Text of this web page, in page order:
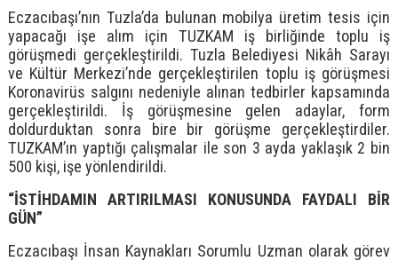
Eczacıbaşı’nın Tuzla’da bulunan mobilya üretim tesis için
yapacağı işe alım için TUZKAM iş birliğinde toplu iş
görüşmedi gerçekleştirildi. Tuzla Belediyesi Nikâh Sarayı
ve Kültür Merkezi’nde gerçekleştirilen toplu iş görüşmesi
Koronavirüs salgını nedeniyle alınan tedbirler kapsamında
gerçekleştirildi. İş görüşmesine gelen adaylar, form
doldurduktan sonra bire bir görüşme gerçekleştirdiler.
TUZKAM’ın yaptığı çalışmalar ile son 3 ayda yaklaşık 2 bin
500 kişi, işe yönlendirildi.
“İSTİHDAMIN ARTIRILMASI KONUSUNDA FAYDALI BİR
GÜN”
Eczacıbaşı İnsan Kaynakları Sorumlu Uzman olarak görev